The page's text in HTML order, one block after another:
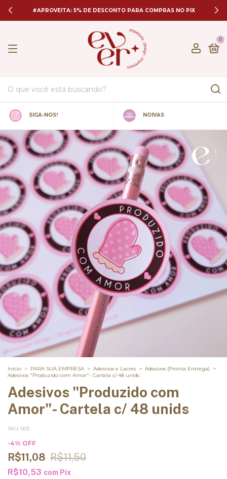
#APROVEITA: 5% DE DESCONTO PARA COMPRAS NO PIX
0
SIGA-NOS! NOIVAS
Início > PARA SUA EMPRESA > Adesivos e Lacres > Adesivos (Pronta Entrega)
>
Adesivos "Produzido com Amor"- Cartela c/ 48 unids
Adesivos "Produzido com
Amor"- Cartela c/ 48 unids
SKU: 003
-4% OFF
R$11,08 R$11,50
R$10,53 com Pix